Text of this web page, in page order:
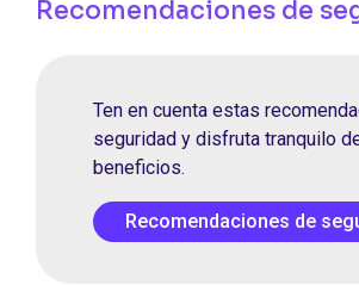
Recomendaciones de
Ten en cuenta estas
seguridad y disfruta tranquilo
beneficios.
Recomendaciones de